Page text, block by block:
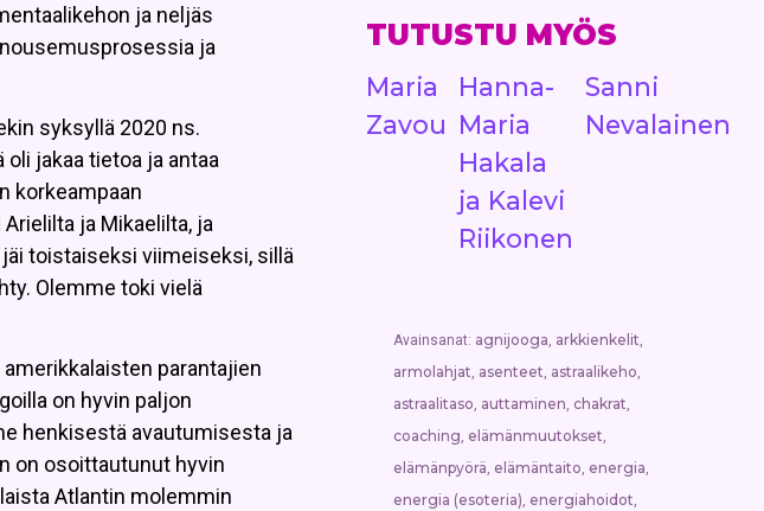
ja neljäs
ja
syksyllä 2020 ns.
jakaa tietoa ja antaa
korkeampaan
ja Mikaelilta, ja
toistaiseksi viimeiseksi, sillä
Olemme toki vielä
parantajien
on hyvin paljon
henkisestä avautumisesta ja
on osoittautunut hyvin
Atlantin molemmin
TUTUSTU MYÖS
Maria
Zavou
Hanna-
Maria
Hakala
ja Kalevi
Riikonen
Sanni
Nevalainen
Avainsanat: agnijooga arkkienkelit
armolahjat asenteet astraalikeho
astraalitaso auttaminen chakrat
coaching elämänmuutokset
elämänpyörä elämäntaito energia
energia (esoteria) energiahoidot